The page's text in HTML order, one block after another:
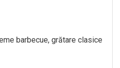
barbecue, grătare clasice